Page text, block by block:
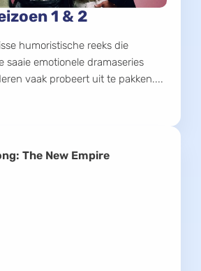
1 & 2
humoristische reeks die
saaie emotionele dramaseries
vaak probeert uit te pakken....